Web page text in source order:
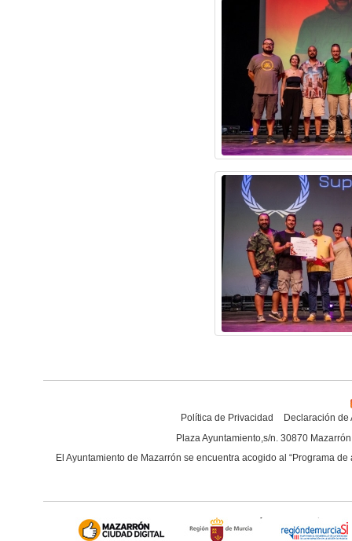
Política de Privacidad
Declaración de
Plaza Ayuntamiento,s/n. 30870
El Ayuntamiento de Mazarrón se encuentra acogido al “Programa